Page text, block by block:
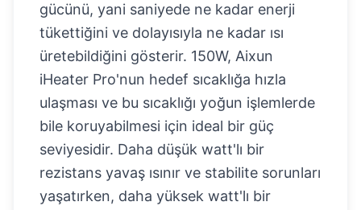
gücünü, yani saniyede ne kadar enerji
tükettiğini ve dolayısıyla ne kadar ısı
üretebildiğini gösterir. 150W, Aixun
iHeater Pro'nun hedef sıcaklığa hızla
ulaşması ve bu sıcaklığı yoğun işlemlerde
bile koruyabilmesi için ideal bir güç
seviyesidir. Daha düşük watt'lı bir
rezistans yavaş ısınır ve stabilite sorunları
yaşatırken, daha yüksek watt'lı bir